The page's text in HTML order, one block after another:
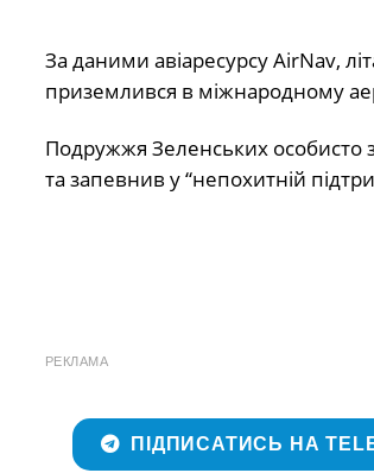
За даними авіаресурсу AirNav,
приземлився в міжнародному
Подружжя Зеленських особисто
та запевнив у “непохитній
РЕКЛАМА
ПІДПИСАТИСЬ НА